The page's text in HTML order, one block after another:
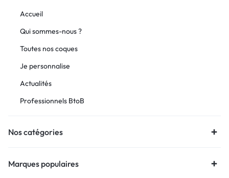
Accueil
Qui sommes-nous ?
Toutes nos coques
Je personnalise
Actualités
Professionnels BtoB
Nos catégories
Marques populaires